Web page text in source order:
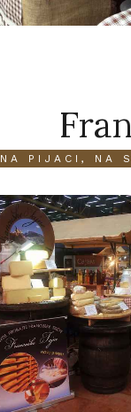
NA PIJACI, NA